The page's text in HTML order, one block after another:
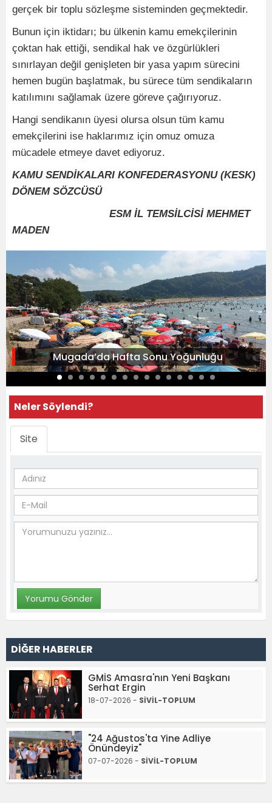
gerçek bir toplu sözleşme sisteminden geçmektedir.
Bunun için iktidarı; bu ülkenin kamu emekçilerinin
çoktan hak ettiği, sendikal hak ve özgürlükleri
sınırlayan değil genişleten bir yasa yapım sürecini
hemen bugün başlatmak, bu sürece tüm sendikaların
katılımını sağlamak üzere göreve çağırıyoruz.
Hangi sendikanın üyesi olursa olsun tüm kamu
emekçilerini ise haklarımız için omuz omuza
mücadele etmeye davet ediyoruz.
KAMU SENDİKALARI KONFEDERASYONU (KESK)
DÖNEM SÖZCÜSÜ
ESM İL TEMSİLCİSİ MEHMET
MADEN
Mugada’da Hafta Sonu Yoğunluğu
Neler Söylendi?
Site
DİĞER HABERLER
GMİS Amasra'nın Yeni Başkanı
Serhat Ergin
18-07-2026 - SİVİL-TOPLUM
"24 Ağustos'ta Yine Adliye
Önündeyiz"
07-07-2026 - SİVİL-TOPLUM